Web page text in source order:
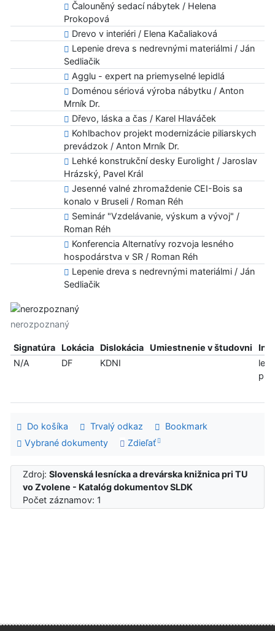
Čalouněný sedací nábytek / Helena
Prokopová
Drevo v interiéri / Elena Kačaliaková
Lepenie dreva s nedrevnými materiálmi / Ján
Sedliačik
Agglu - expert na priemyselné lepidlá
Doménou sériová výroba nábytku / Anton
Mrník Dr.
Dřevo, láska a čas / Karel Hlaváček
Kohlbachov projekt modernizácie piliarskych
prevádzok / Anton Mrník Dr.
Lehké konstrukční desky Eurolight / Jaroslav
Hrázský, Pavel Král
Jesenné valné zhromaždenie CEI-Bois sa
konalo v Bruseli / Roman Réh
Seminár "Vzdelávanie, výskum a vývoj" /
Roman Réh
Konferencia Alternatívy rozvoja lesného
hospodárstva v SR / Roman Réh
Lepenie dreva s nedrevnými materiálmi / Ján
Sedliačik
nerozpoznaný
Signatúra Lokácia Dislokácia Umiestnenie v študovni
Info
N/A
DF KDNI
len
Do košíka Trvalý odkaz
Bookmark
Vybrané dokumenty
Zdieľať
Zdroj:Slovenská lesnícka a drevárska knižnica pri TU
vo Zvolene - Katalóg dokumentov SLDK
Počet záznamov: 1